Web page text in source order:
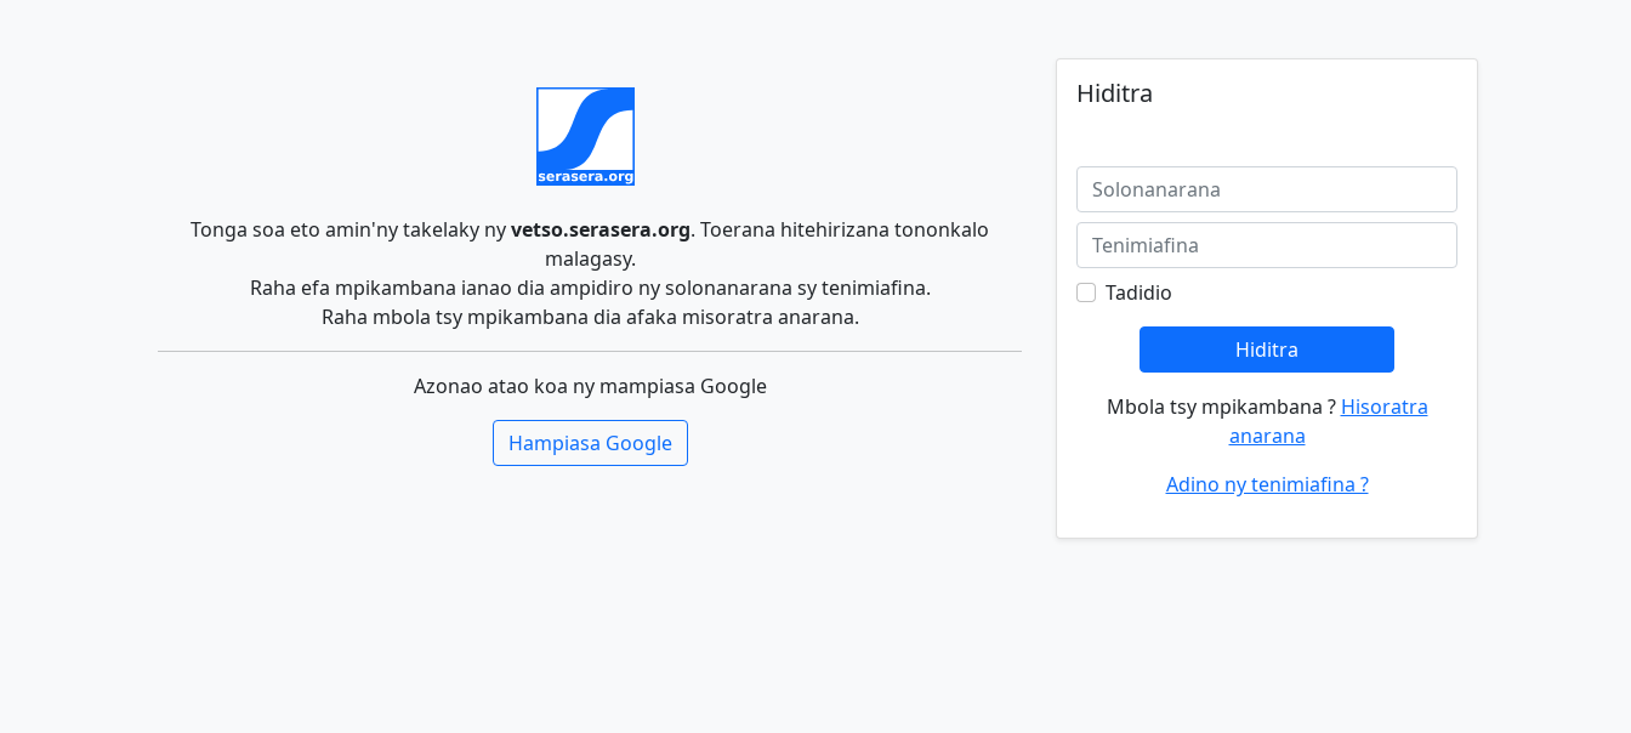
Tonga soa eto amin'ny takelaky nyvetso.serasera.org. Toerana hitehirizana tononkalo
malagasy.
Raha efa mpikambana ianao dia ampidiro ny solonanarana sy tenimiafina.
Raha mbola tsy mpikambana dia afaka misoratra anarana.
Azonao atao koa ny mampiasa Google
Hampiasa Google
Hiditra
Tadidio
Hiditra
Mbola tsy mpikambana ? Hisoratra
anarana
Adino ny tenimiafina ?